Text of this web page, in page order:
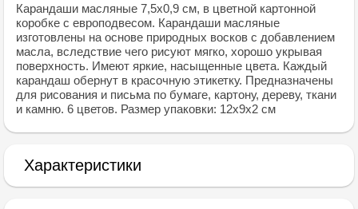
Карандаши масляные 7,5х0,9 см, в цветной картонной
коробке с европодвесом. Карандаши масляные
изготовлены на основе природных восков с добавлением
масла, вследствие чего рисуют мягко, хорошо укрывая
поверхность. Имеют яркие, насыщенные цвета. Каждый
карандаш обернут в красочную этикетку. Предназначены
для рисования и письма по бумаге, картону, дереву, ткани
и камню. 6 цветов. Размер упаковки: 12х9х2 см
Характеристики